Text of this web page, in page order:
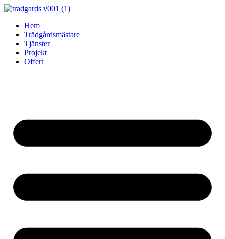
Skip
contentHem
Trädgårdsmästare
Tjänster
Projekt
Offert